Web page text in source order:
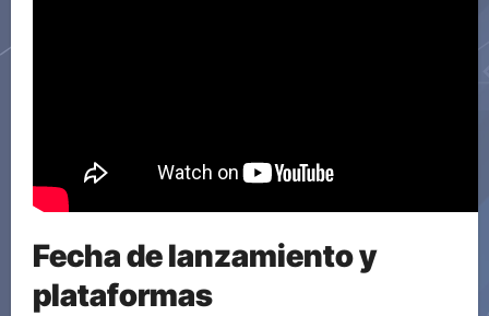
Fecha de lanzamiento y
plataformas